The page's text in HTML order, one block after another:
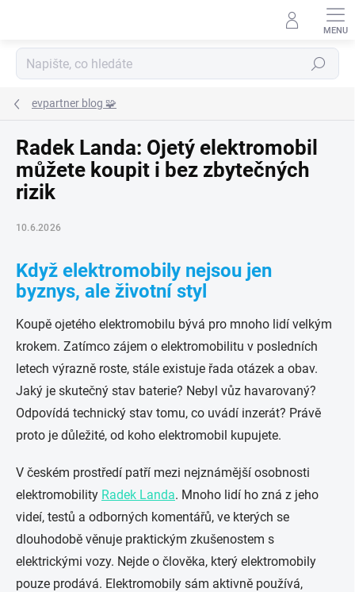
Hledat
evpartner blog 🧩
Radek Landa: Ojetý elektromobil
můžete koupit i bez zbytečných
rizik
10.6.2026
Když elektromobily nejsou jen
byznys, ale životní styl
Koupě ojetého elektromobilu bývá pro mnoho lidí velkým
krokem. Zatímco zájem o elektromobilitu v posledních
letech výrazně roste, stále existuje řada otázek a obav.
Jaký je skutečný stav baterie? Nebyl vůz havarovaný?
Odpovídá technický stav tomu, co uvádí inzerát? Právě
proto je důležité, od koho elektromobil kupujete.
V českém prostředí patří mezi nejznámější osobnosti
elektromobility Radek Landa. Mnoho lidí ho zná z jeho
videí, testů a odborných komentářů, ve kterých se
dlouhodobě věnuje praktickým zkušenostem s
elektrickými vozy. Nejde o člověka, který elektromobily
pouze prodává. Elektromobily sám aktivně používá,